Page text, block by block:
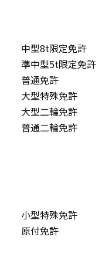
中型8t限定免許
準中型5t限定免許
普通免許
大型特殊免許
大型二輪免許
普通二輪免許
小型特殊免許
原付免許